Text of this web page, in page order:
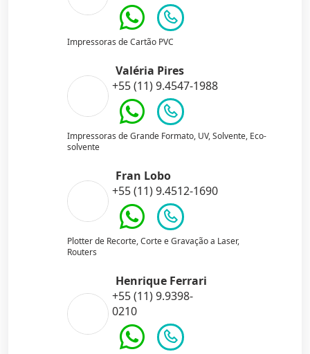
Impressoras de Cartão PVC
Valéria Pires
+55 (11) 9.4547-1988
Impressoras de Grande Formato, UV, Solvente, Eco-
solvente
Fran Lobo
+55 (11) 9.4512-1690
Plotter de Recorte, Corte e Gravação a Laser,
Routers
Henrique Ferrari
+55 (11) 9.9398-
0210